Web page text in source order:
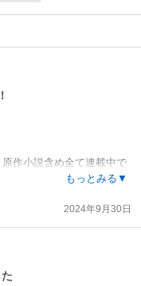
作小説含め全て連載中で
の、原作小説のイラスト
通しているため、基本的
もっとみる▼
2024年9月30日